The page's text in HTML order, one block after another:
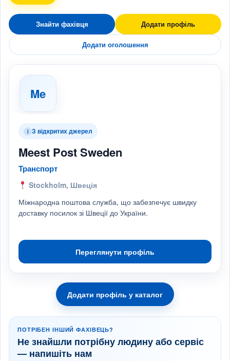
Знайти фахівця Додати профіль
Додати оголошення
Me
i З відкритих джерел
Meest Post Sweden
Транспорт
Stockholm, Швеція
Міжнародна поштова служба, що забезпечує швидку
доставку посилок зі Швеції до України.
Переглянути профіль
Додати профіль у каталог
ПОТРІБЕН ІНШИЙ ФАХІВЕЦЬ?
Не знайшли потрібну людину або сервіс
— напишіть нам